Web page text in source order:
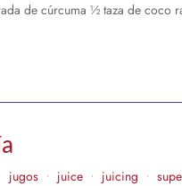
de cúrcuma ½ taza de
jugos • juice • juicing •